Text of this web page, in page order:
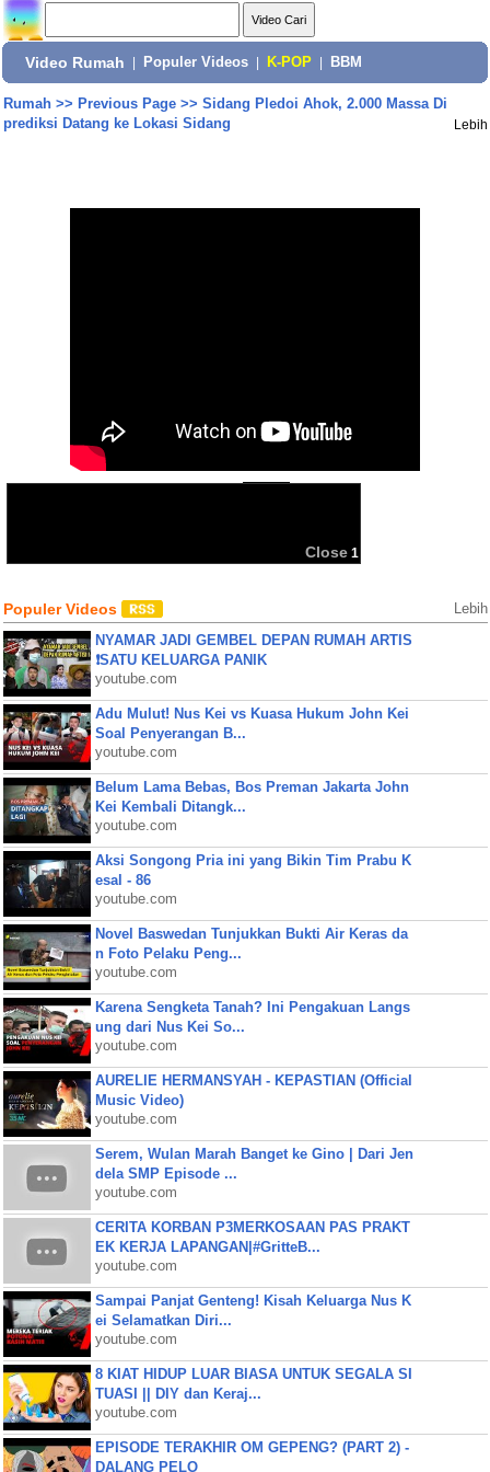
Video Rumah Populer Videos K-POP BBM
Rumah>> Previous Page>> Sidang Pledoi Ahok, 2.000 Massa Di
prediksi Datang ke Lokasi Sidang
Lebih
Close 1
Populer Videos Lebih
NYAMAR JADI GEMBEL DEPAN RUMAH ARTIS
❗SATU KELUARGA PANIK
youtube.com
Adu Mulut! Nus Kei vs Kuasa Hukum John Kei
Soal Penyerangan B...
youtube.com
Belum Lama Bebas, Bos Preman Jakarta John
Kei Kembali Ditangk...
youtube.com
Aksi Songong Pria ini yang Bikin Tim Prabu K
esal - 86
youtube.com
Novel Baswedan Tunjukkan Bukti Air Keras da
n Foto Pelaku Peng...
youtube.com
Karena Sengketa Tanah? Ini Pengakuan Langs
ung dari Nus Kei So...
youtube.com
AURELIE HERMANSYAH - KEPASTIAN (Official
Music Video)
youtube.com
Serem, Wulan Marah Banget ke Gino | Dari Jen
dela SMP Episode ...
youtube.com
CERITA KORBAN P3MERKOSAAN PAS PRAKT
EK KERJA LAPANGAN|#GritteB...
youtube.com
Sampai Panjat Genteng! Kisah Keluarga Nus K
ei Selamatkan Diri...
youtube.com
8 KIAT HIDUP LUAR BIASA UNTUK SEGALA SI
TUASI || DIY dan Keraj...
youtube.com
EPISODE TERAKHIR OM GEPENG? (PART 2) -
DALANG PELO